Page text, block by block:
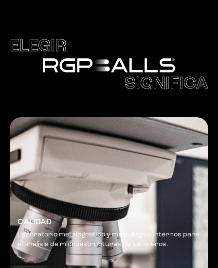
ELEGIR
SIGNIFICA
CALIDAD
Laboratorio metalográfico y metrológico internos para
el análisis de microestructuras de los aceros.